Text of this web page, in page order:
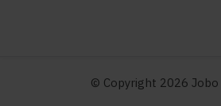
© Copyright 2026 Jobo